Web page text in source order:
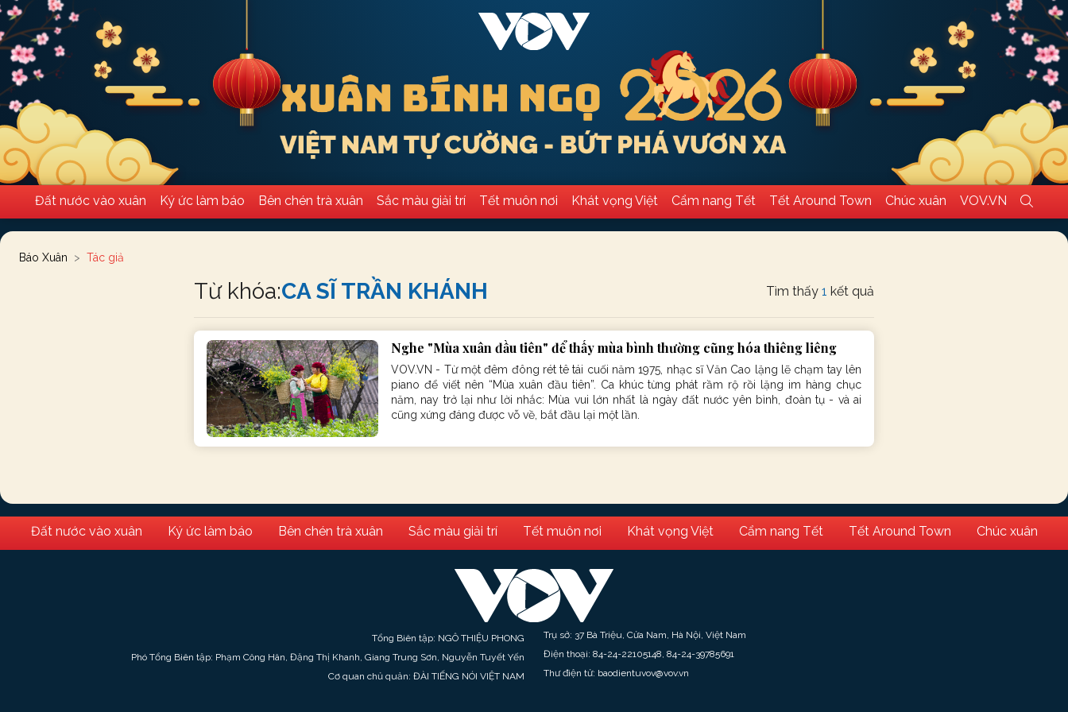
Đất nước vào xuân Ký ức làm báo Bên chén trà xuân Sắc màu giải trí Tết muôn nơi Khát vọng Việt Cẩm nang Tết Tết Around Town Chúc xuân VOV.VN
Báo Xuân Tác giả
Từ khóa:CA SĨ TRẦN KHÁNH Tìm thấy 1 kết quả
Nghe "Mùa xuân đầu tiên" để thấy mùa bình thường cũng hóa thiêng liêng
VOV.VN - Từ một đêm đông rét tê tái cuối năm 1975, nhạc sĩ Văn Cao lặng lẽ chạm tay lên
piano để viết nên “Mùa xuân đầu tiên”. Ca khúc từng phát rầm rộ rồi lặng im hàng chục
năm, nay trở lại như lời nhắc: Mùa vui lớn nhất là ngày đất nước yên bình, đoàn tụ - và ai
cũng xứng đáng được vỗ về, bắt đầu lại một lần.
Đất nước vào xuân Ký ức làm báo Bên chén trà xuân Sắc màu giải trí Tết muôn nơi Khát vọng Việt Cẩm nang Tết Tết Around Town Chúc xuân
Tổng Biên tập: NGÔ THIỆU PHONG
Phó Tổng Biên tập: Phạm Công Hân, Đặng Thị Khanh, Giang Trung Sơn, Nguyễn Tuyết Yến
Cơ quan chủ quản: ĐÀI TIẾNG NÓI VIỆT NAM
Trụ sở: 37 Bà Triệu, Cửa Nam, Hà Nội, Việt Nam
Điện thoại: 84-24-22105148, 84-24-39785691
Thư điện tử: baodientuvov@vov.vn